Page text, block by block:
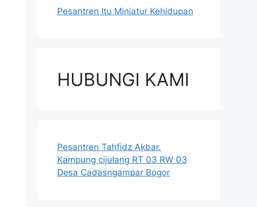
Pesantren Itu Miniatur Kehidupan
HUBUNGI KAMI
Pesantren Tahfidz Akbar.
Kampung cijulang RT 03 RW 03
Desa Cadasngampar Bogor